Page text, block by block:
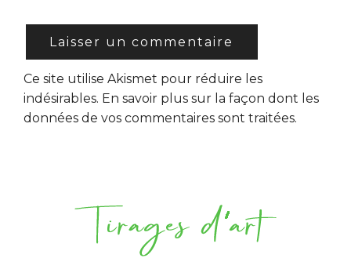
Ce site utilise Akismet pour réduire les
indésirables. En savoir plus sur la façon dont les
données de vos commentaires sont traitées.